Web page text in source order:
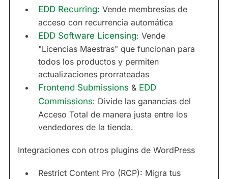
EDD Recurring: Vende membresías de
acceso con recurrencia automática
EDD Software Licensing: Vende
"Licencias Maestras" que funcionan para
todos los productos y permiten
actualizaciones prorrateadas
Frontend Submissions & EDD
Commissions: Divide las ganancias del
Acceso Total de manera justa entre los
vendedores de la tienda.
Integraciones con otros plugins de WordPress
Restrict Content Pro (RCP): Migra tus